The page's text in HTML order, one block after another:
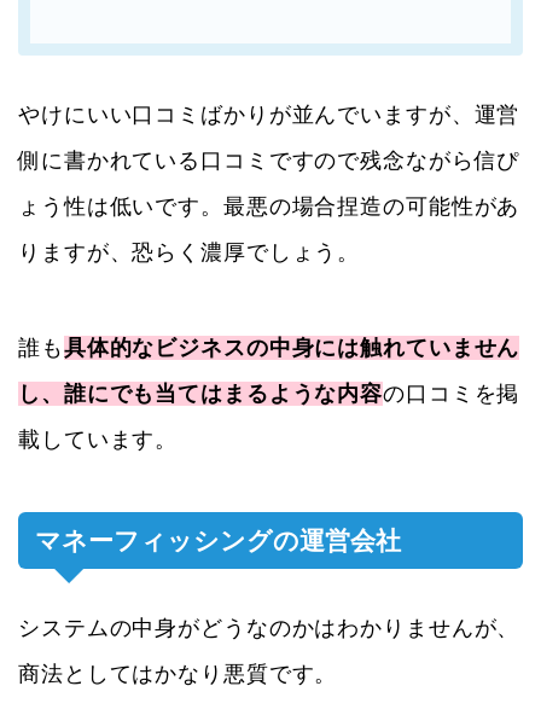
やけにいい口コミばかりが並んでいますが、運営
側に書かれている口コミですので残念ながら信ぴ
ょう性は低いです。最悪の場合捏造の可能性があ
りますが、恐らく濃厚でしょう。
誰も具体的なビジネスの中身には触れていません
し、誰にでも当てはまるような内容の口コミを掲
載しています。
マネーフィッシングの運営会社
システムの中身がどうなのかはわかりませんが、
商法としてはかなり悪質です。